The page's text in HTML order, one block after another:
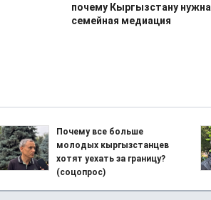
почему Кыргызстану нужна
семейная медиация
Почему все больше
молодых кыргызстанцев
хотят уехать за границу?
(соцопрос)